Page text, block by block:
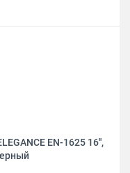
EN-1625 16'',